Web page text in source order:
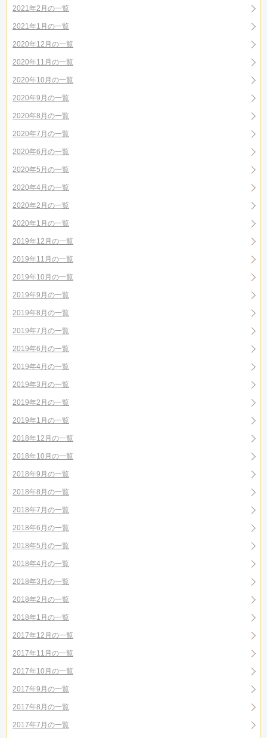
2021年2月の一覧
2021年1月の一覧
2020年12月の一覧
2020年11月の一覧
2020年10月の一覧
2020年9月の一覧
2020年8月の一覧
2020年7月の一覧
2020年6月の一覧
2020年5月の一覧
2020年4月の一覧
2020年2月の一覧
2020年1月の一覧
2019年12月の一覧
2019年11月の一覧
2019年10月の一覧
2019年9月の一覧
2019年8月の一覧
2019年7月の一覧
2019年6月の一覧
2019年4月の一覧
2019年3月の一覧
2019年2月の一覧
2019年1月の一覧
2018年12月の一覧
2018年10月の一覧
2018年9月の一覧
2018年8月の一覧
2018年7月の一覧
2018年6月の一覧
2018年5月の一覧
2018年4月の一覧
2018年3月の一覧
2018年2月の一覧
2018年1月の一覧
2017年12月の一覧
2017年11月の一覧
2017年10月の一覧
2017年9月の一覧
2017年8月の一覧
2017年7月の一覧